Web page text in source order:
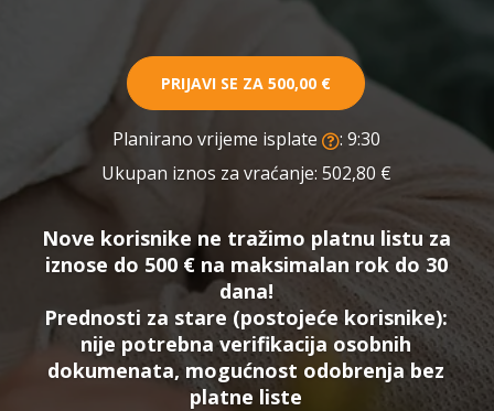
PRIJAVI SE ZA 500,00 €
Planirano vrijeme isplate
: 9:30
Ukupan iznos za vraćanje: 502,80 €
Nove korisnike ne tražimo platnu listu za
iznose do 500 € na maksimalan rok do 30
dana!
Prednosti za stare (postojeće korisnike):
nije potrebna verifikacija osobnih
dokumenata, mogućnost odobrenja bez
platne liste